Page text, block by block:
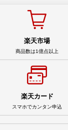
楽天市場
商品数は1億点以上
楽天カード
スマホでカンタン申込